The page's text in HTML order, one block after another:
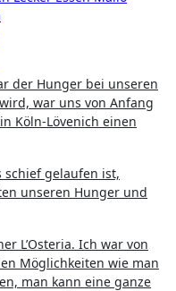
der Hunger bei unseren
war uns von Anfang
Köln-Lövenich einen
schief gelaufen ist,
unseren Hunger und
L’Osteria. Ich war von
Möglichkeiten wie man
man kann eine ganze